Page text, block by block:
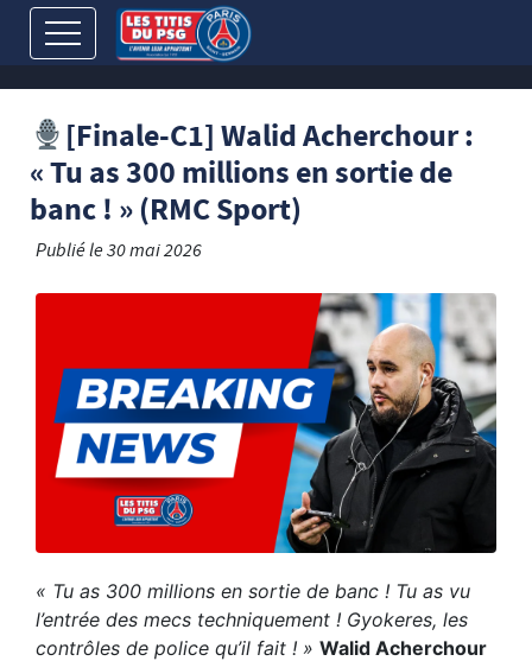
[Finale-C1] Walid Acherchour :
« Tu as 300 millions en sortie de
banc ! » (RMC Sport)
Publié le30 mai 2026
« Tu as 300 millions en sortie de banc ! Tu as vu
l’entrée des mecs techniquement ! Gyokeres, les
contrôles de police qu’il fait ! » Walid Acherchour